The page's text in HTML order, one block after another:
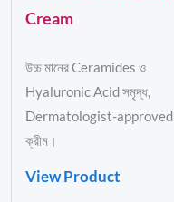
Cream
উচ্চ মানের Ceramides ও
Hyaluronic Acid সমৃদ্ধ,
Dermatologist-approved
ক্রীম।
View Product